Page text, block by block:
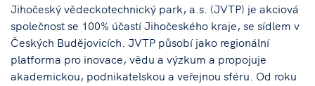
Jihočeský vědeckotechnický park, a.s. (JVTP) je akciová
společnost se 100% účastí Jihočeského kraje, se sídlem v
Českých Budějovicích. JVTP působí jako regionální
platforma pro inovace, vědu a výzkum a propojuje
akademickou, podnikatelskou a veřejnou sféru. Od roku